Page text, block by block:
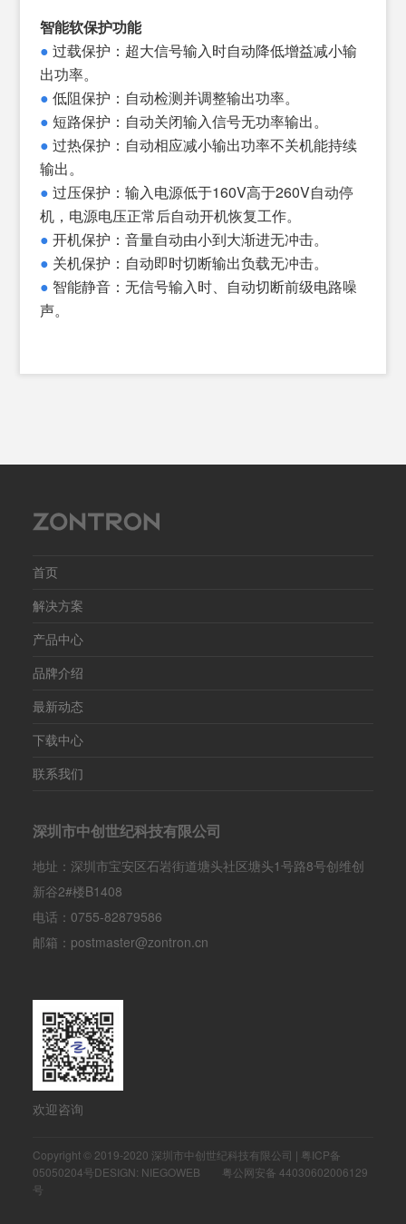
智能软保护功能
●过载保护：超大信号输入时自动降低增益减小输
出功率。
●低阻保护：自动检测并调整输出功率。
●短路保护：自动关闭输入信号无功率输出。
●过热保护：自动相应减小输出功率不关机能持续
输出。
●过压保护：输入电源低于160V高于260V自动停
机，电源电压正常后自动开机恢复工作。
●开机保护：音量自动由小到大渐进无冲击。
● 关机保护：自动即时切断输出负载无冲击。
● 智能静音：无信号输入时、自动切断前级电路噪
声。
首页
解决方案
产品中心
品牌介绍
最新动态
下载中心
联系我们
深圳市中创世纪科技有限公司
地址：深圳市宝安区石岩街道塘头社区塘头1号路8号创维创
新谷2#楼B1408
电话：0755-82879586
邮箱：postmaster@zontron.cn
欢迎咨询
Copyright © 2019-2020 深圳市中创世纪科技有限公司 | 粤ICP备
05050204号DESIGN: NIEGOWEB
粤公网安备 44030602006129
号